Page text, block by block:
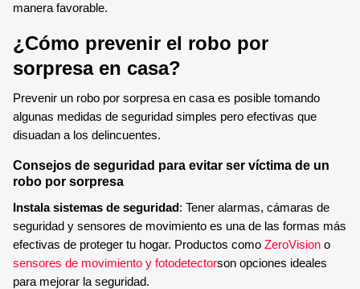
manera favorable.
¿Cómo prevenir el robo por
sorpresa en casa?
Prevenir un robo por sorpresa en casa es posible tomando
algunas medidas de seguridad simples pero efectivas que
disuadan a los delincuentes.
Consejos de seguridad para evitar ser víctima de un
robo por sorpresa
Instala sistemas de seguridad : Tener alarmas, cámaras de
seguridad y sensores de movimiento es una de las formas más
efectivas de proteger tu hogar. Productos como ZeroVision o
sensores de movimiento y fotodetectorson opciones ideales
para mejorar la seguridad.